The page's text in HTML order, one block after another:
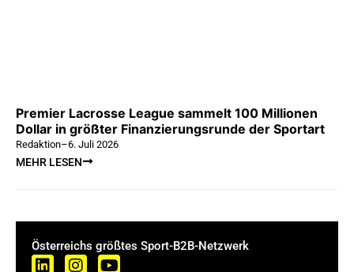
Premier Lacrosse League sammelt 100 Millionen
Dollar in größter Finanzierungsrunde der Sportart
Redaktion–6. Juli 2026
MEHR LESEN
Österreichs größtes Sport-B2B-Netzwerk